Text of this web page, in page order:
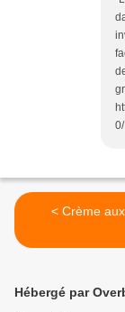
0/
< Crème
Hébergé par